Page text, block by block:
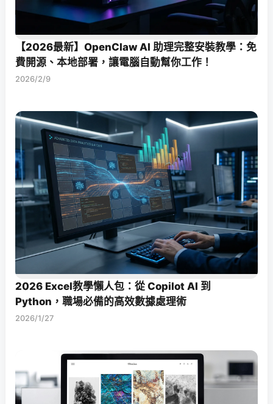
【2026最新】OpenClaw AI 助理完整安裝教學：免
費開源、本地部署，讓電腦自動幫你工作！
2026/2/9
2026 Excel教學懶人包：從 Copilot AI 到
Python，職場必備的高效數據處理術
2026/1/27